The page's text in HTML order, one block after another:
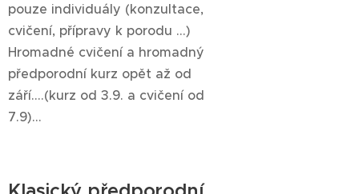
pouze individuály (konzultace,
cvičení, přípravy k porodu ...)
Hromadné cvičení a hromadný
předporodní kurz opět až od
září....(kurz od 3.9. a cvičení od
7.9)...